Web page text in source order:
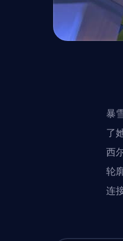
暴
了
西
轮
连